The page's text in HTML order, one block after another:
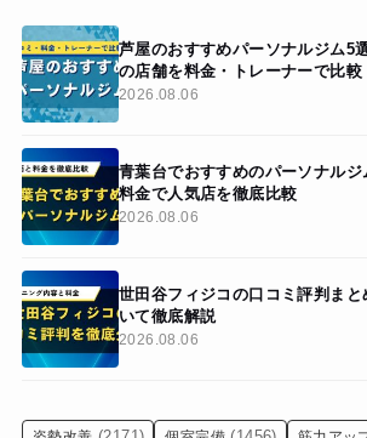
芦屋のおすすめパーソナルジム5
の店舗を料金・トレーナーで比較
2026.08.06
青葉台でおすすめのパーソナルジ
料金で人気店を徹底比較
2026.08.06
世田谷フィジコの口コミ評判ま
いて徹底解説
2026.08.06